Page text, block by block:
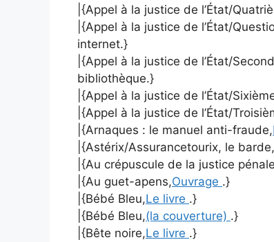
|{Appel à la justice de l’État/
|{Appel à la justice de l’État/
internet.}
|{Appel à la justice de l’État/
bibliothèque.}
|{Appel à la justice de l’État/
|{Appel à la justice de l’État/
|{Arnaques : le manuel anti-fraude,
|{Astérix/Assurancetourix, le barde,
|{Au crépuscule de la justice
|{Au guet-apens,Ouvrage .}
|{Bébé Bleu,Le livre .}
|{Bébé Bleu,(la couverture) .}
|{Bête noire,Le livre .}